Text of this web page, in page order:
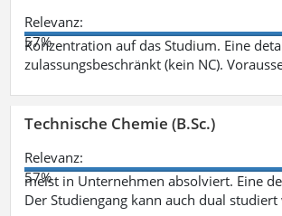
Relevanz:
57%
Konzentration auf das Studium. Eine
zulassungsbeschränkt (kein NC).
Technische Chemie (B.Sc.)
Relevanz:
57%
meist in Unternehmen absolviert. Eine
Der Studiengang kann auch dual